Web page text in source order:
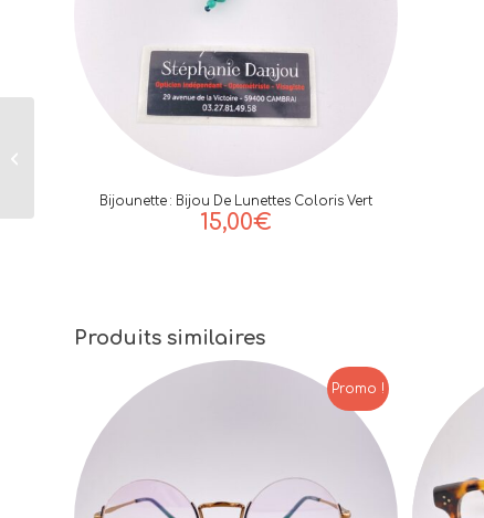
Bijounette : Bijou De Lunettes Coloris Vert
15,00€
Produits similaires
Promo !
Lunettes de Vue
Homme De La
Modèle Gufo Coloris